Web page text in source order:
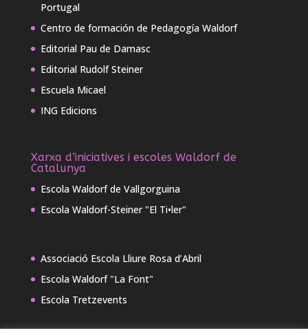
Portugal
Centro de formación de Pedagogía Waldorf
Editorial Pau de Damasc
Editorial Rudolf Steiner
Escuela Micael
ING Edicions
Xarxa d’iniciatives i escoles Waldorf de
Catalunya
Escola Waldorf de Vallgorguina
Escola Waldorf-Steiner "El Ti•ler"
Associació Escola Lliure Rosa d’Abril
Escola Waldorf "La Font"
Escola Tretzevents